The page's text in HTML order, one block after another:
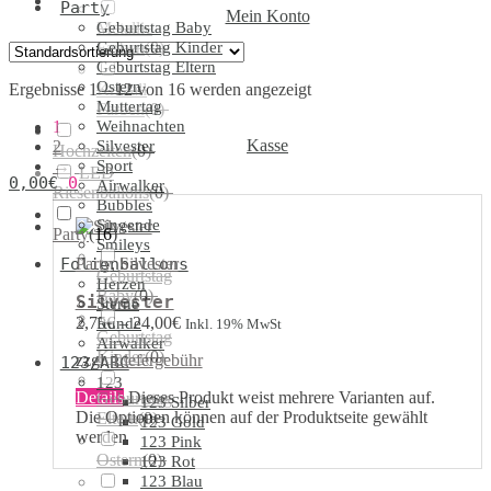
Mein Konto
Kasse
0,00€ 0
Party
Geburtstag Baby
Geburtstag Kinder
Geburtstag Eltern
Ostern
Muttertag
Weihnachten
Silvester
Sport
Airwalker
Bubbles
Singende
Smileys
Folienballons
Herzen
Sterne
Runde
Airwalker
123/ABC
123
123 Silber
123 Gold
123 Pink
123 Rot
123 Blau
Ergebnisse 1 – 12 von 16 werden angezeigt
1
2
→
Party,Silvester
Silvester
2,75€–24,00€ Inkl. 19% MwSt
zzgl.Liefergebühr
Details Dieses Produkt weist mehrere Varianten auf.
Die Optionen können auf der Produktseite gewählt
werden
Metallic
Farben(0)
Kristall
Farben(0)
Hochzeiten(0)
LED
Riesenballons(0)
Party(16)
Geburtstag
Baby(0)
Geburtstag
Kinder(0)
Geburtstag
Eltern(0)
Ostern(0)